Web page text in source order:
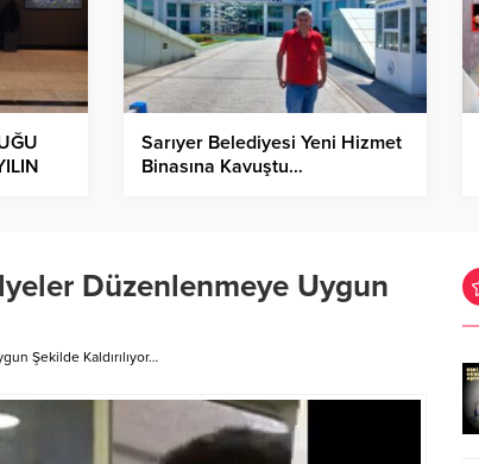
Sarıyer Belediyesi Yeni Hizmet
Binasına Kavuştu…
Düzenlenmeye Uygun
Şekilde Kaldırılıyor…